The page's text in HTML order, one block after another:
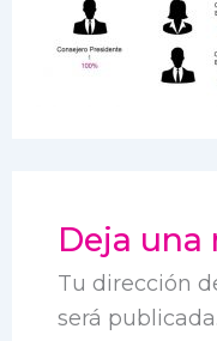
Deja una
Tu dirección
será publicada.